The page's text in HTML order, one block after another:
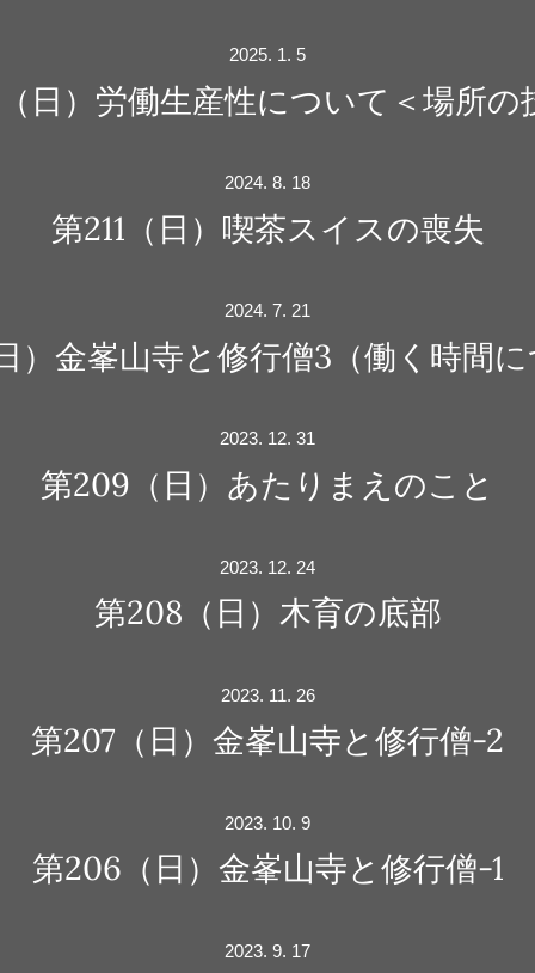
2025. 1. 5
日）労働生産性について＜場所の
2024. 8. 18
第211（日）喫茶スイスの喪失
2024. 7. 21
）金峯山寺と修行僧3（働く時間に
2023. 12. 31
第209（日）あたりまえのこと
2023. 12. 24
第208（日）木育の底部
2023. 11. 26
第207（日）金峯山寺と修行僧-2
2023. 10. 9
第206（日）金峯山寺と修行僧-1
2023. 9. 17